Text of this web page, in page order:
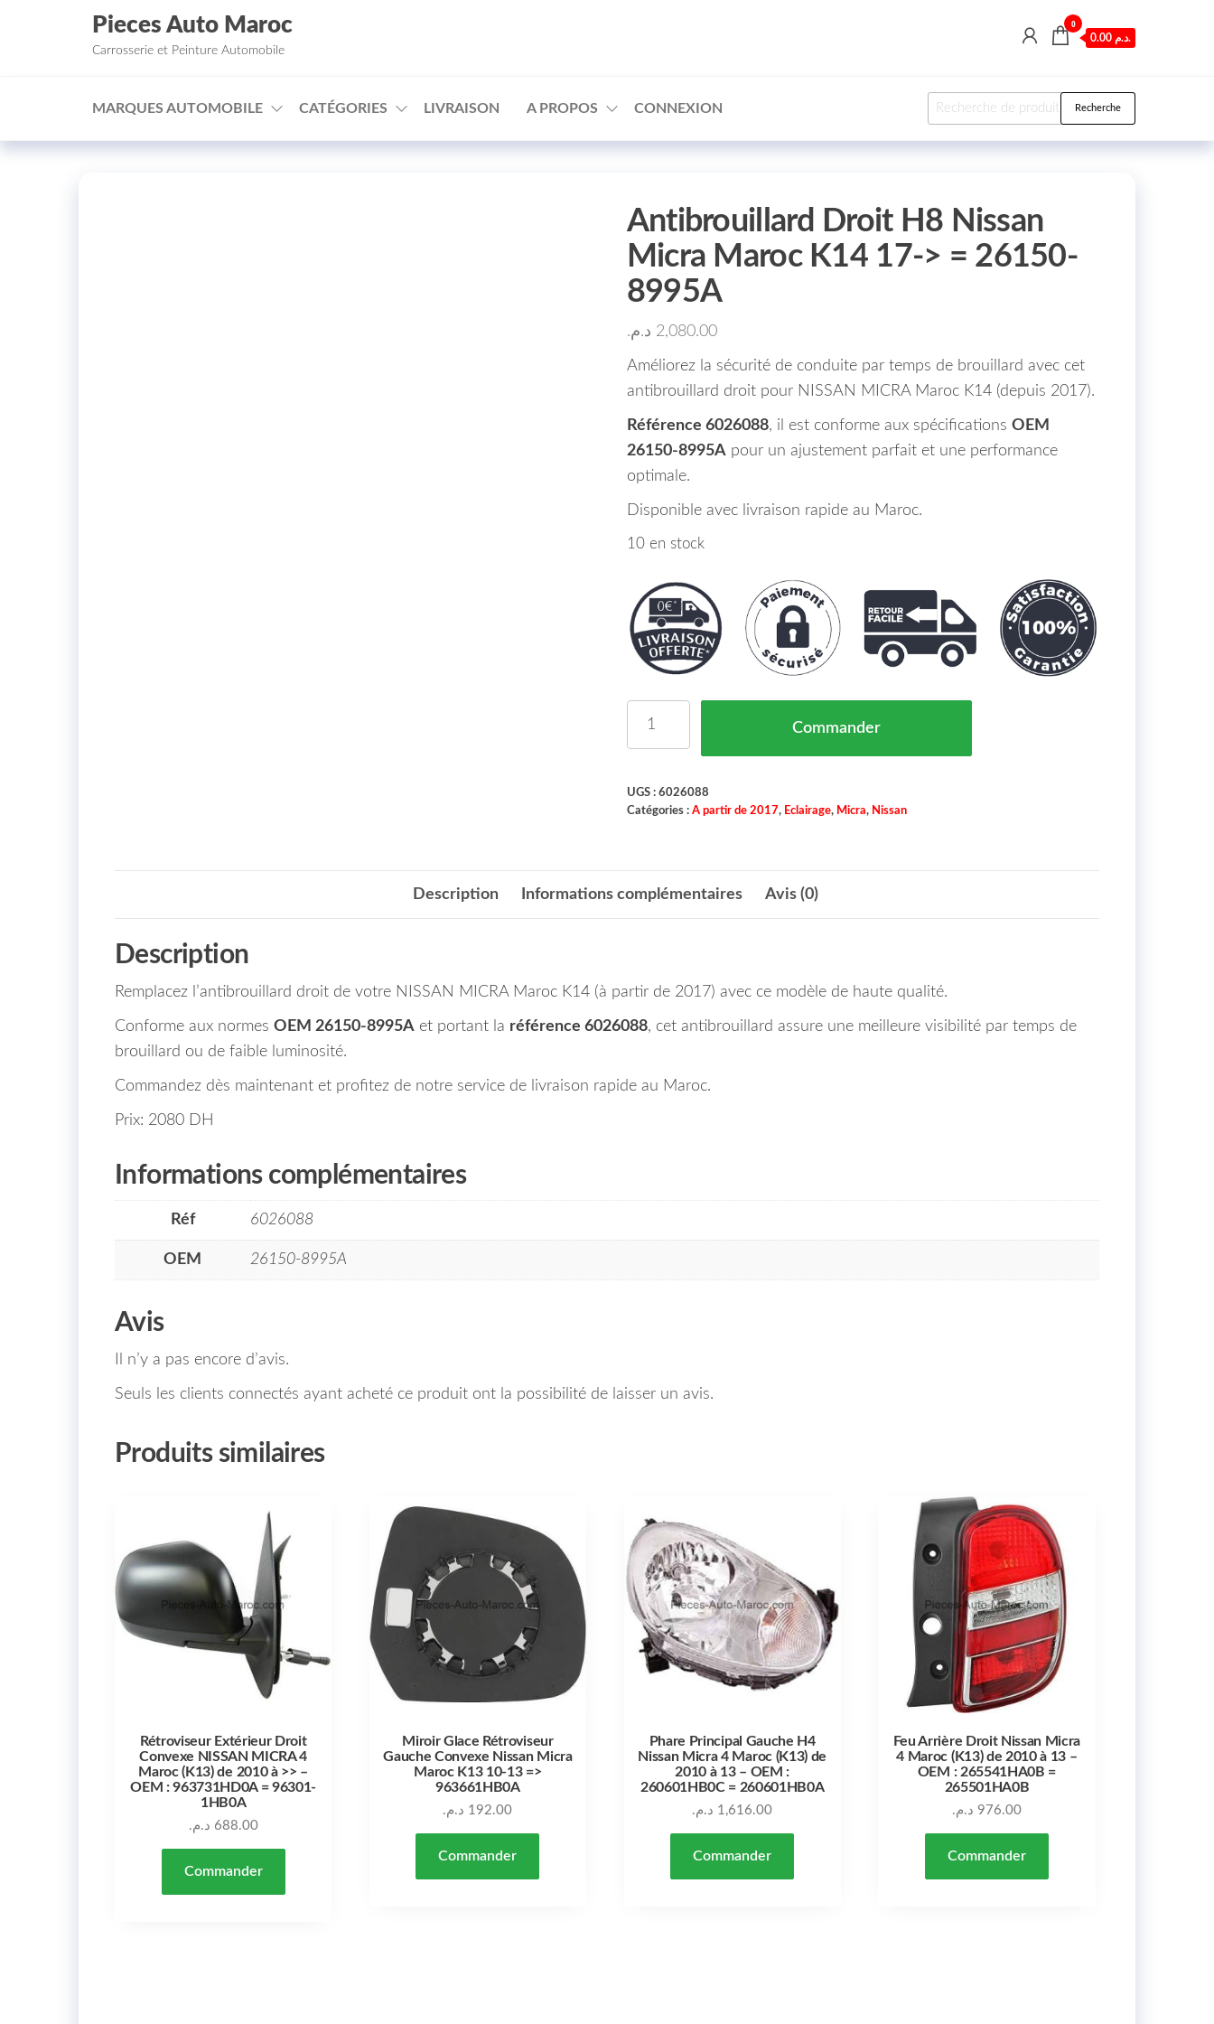
□
Aller au contenu
Pieces Auto Maroc
Carrosserie et Peinture Automobile
0
0.00 د.م.
MARQUES AUTOMOBILE CATÉGORIES LIVRAISON A PROPOS CONNEXION Recherche pour : Recherche
Antibrouillard Droit H8 Nissan
Micra Maroc K14 17-> = 26150-
8995A
2,080.00 د.م.
Améliorez la sécurité de conduite par temps de brouillard avec cet
antibrouillard droit pour NISSAN MICRA Maroc K14 (depuis 2017).
Référence 6026088, il est conforme aux spécifications OEM
26150-8995Apour un ajustement parfait et une performance
optimale.
Disponible avec livraison rapide au Maroc.
10 en stock
Commander
UGS : 6026088
Catégories : A partir de 2017, Eclairage, Micra, Nissan
Description Informations complémentaires Avis (0)
Description
Remplacez l’antibrouillard droit de votre NISSAN MICRA Maroc K14 (à partir de 2017) avec ce modèle de haute qualité.
Conforme aux normes OEM 26150-8995A et portant la référence 6026088, cet antibrouillard assure une meilleure visibilité par temps de
brouillard ou de faible luminosité.
Commandez dès maintenant et profitez de notre service de livraison rapide au Maroc.
Prix: 2080 DH
Informations complémentaires
Réf 6026088
OEM 26150-8995A
Avis
Il n’y a pas encore d’avis.
Seuls les clients connectés ayant acheté ce produit ont la possibilité de laisser un avis.
Produits similaires
Rétroviseur Extérieur Droit
Convexe NISSAN MICRA 4
Maroc (K13) de 2010 à >> –
OEM : 963731HD0A = 96301-
1HB0A
688.00 د.م.
Commander
Miroir Glace Rétroviseur
Gauche Convexe Nissan Micra
Maroc K13 10-13 =>
963661HB0A
192.00 د.م.
Commander
Phare Principal Gauche H4
Nissan Micra 4 Maroc (K13) de
2010 à 13 – OEM :
260601HB0C = 260601HB0A
1,616.00 د.م.
Commander
Feu Arrière Droit Nissan Micra
4 Maroc (K13) de 2010 à 13 –
OEM : 265541HA0B =
265501HA0B
976.00 د.م.
Commander